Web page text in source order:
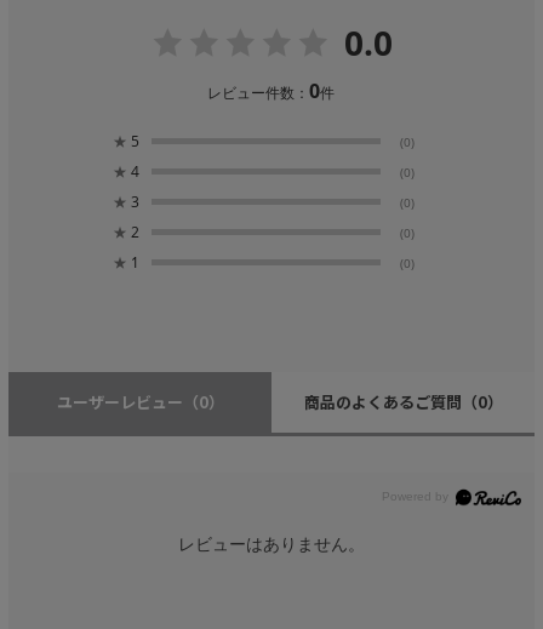
0.0
レビュー件数：0件
★ 5 (0)
★ 4 (0)
★ 3 (0)
★ 2 (0)
★ 1 (0)
ユーザーレビュー （0） 商品のよくあるご質問 （0）
レビューはありません。